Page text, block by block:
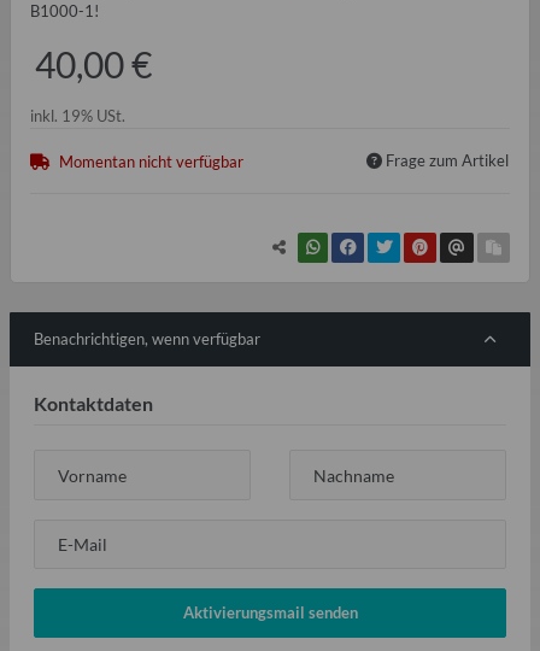
B1000-1!
40,00 €
inkl. 19% USt.
Momentan nicht verfügbar Frage zum Artikel
Benachrichtigen, wenn verfügbar
Kontaktdaten
Vorname Nachname
E-Mail
Aktivierungsmail senden